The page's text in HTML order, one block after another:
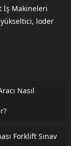
İş Makineleri
loder
Nasıl
Forklift Sınav